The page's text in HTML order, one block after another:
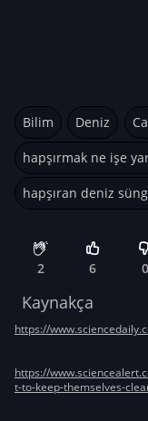
Bilim Deniz
hapşırmak ne işe
hapşıran deniz
2 6 0
Kaynakça
https://
https://